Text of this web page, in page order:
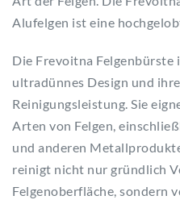
Alufelgen ist eine
Die Frevoitna
ultradünnes Design und
Reinigungsleistung. Sie
Arten von Felgen,
und anderen
reinigt nicht nur gründlich
Felgenoberfläche, sondern